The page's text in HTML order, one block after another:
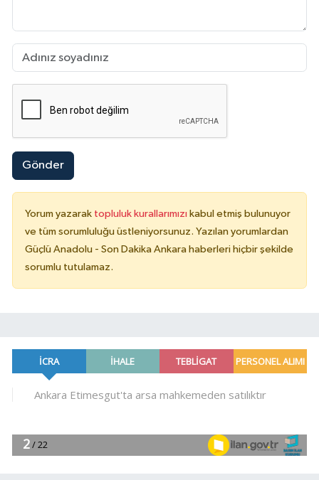
Gönder
Yorum yazarak topluluk kurallarımızı kabul etmiş bulunuyor
ve tüm sorumluluğu üstleniyorsunuz. Yazılan yorumlardan
Güçlü Anadolu - Son Dakika Ankara haberleri hiçbir şekilde
sorumlu tutulamaz.